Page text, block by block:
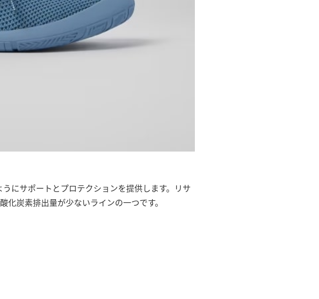
にサポートとプロテクションを提供します。リサ
炭素排出量が少ないラインの一つです。